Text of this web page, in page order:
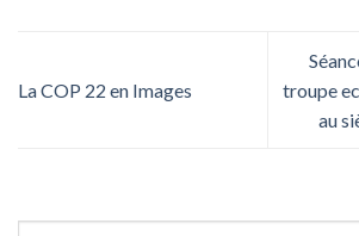
La COP 22 en Images
troupe
au